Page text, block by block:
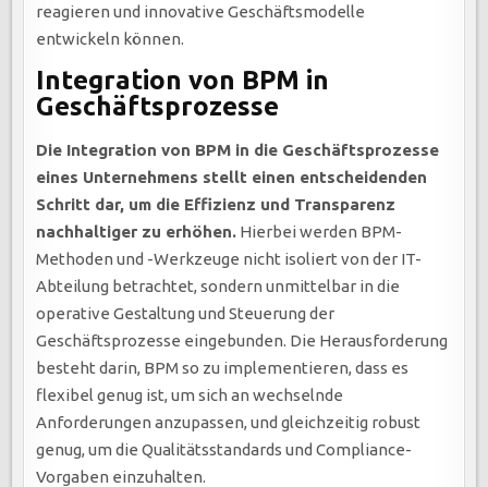
reagieren und innovative Geschäftsmodelle
entwickeln können.
Integration von BPM in
Geschäftsprozesse
Die Integration von BPM in die Geschäftsprozesse
eines Unternehmens stellt einen entscheidenden
Schritt dar, um die Effizienz und Transparenz
nachhaltiger zu erhöhen. Hierbei werden BPM-
Methoden und -Werkzeuge nicht isoliert von der IT-
Abteilung betrachtet, sondern unmittelbar in die
operative Gestaltung und Steuerung der
Geschäftsprozesse eingebunden. Die Herausforderung
besteht darin, BPM so zu implementieren, dass es
flexibel genug ist, um sich an wechselnde
Anforderungen anzupassen, und gleichzeitig robust
genug, um die Qualitätsstandards und Compliance-
Vorgaben einzuhalten.